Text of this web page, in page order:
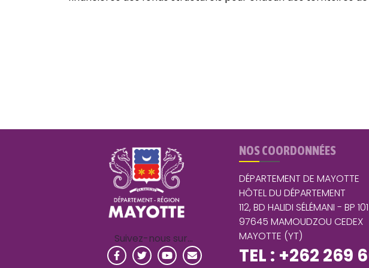
Suivez-nous sur…
NOS COORDONNÉES
DÉPARTEMENT DE MAYOTTE
HÔTEL DU DÉPARTEMENT
112, BD HALIDI SÉLÉMANI - BP 101
97645 MAMOUDZOU CEDEX
MAYOTTE (YT)
TEL : +262 269